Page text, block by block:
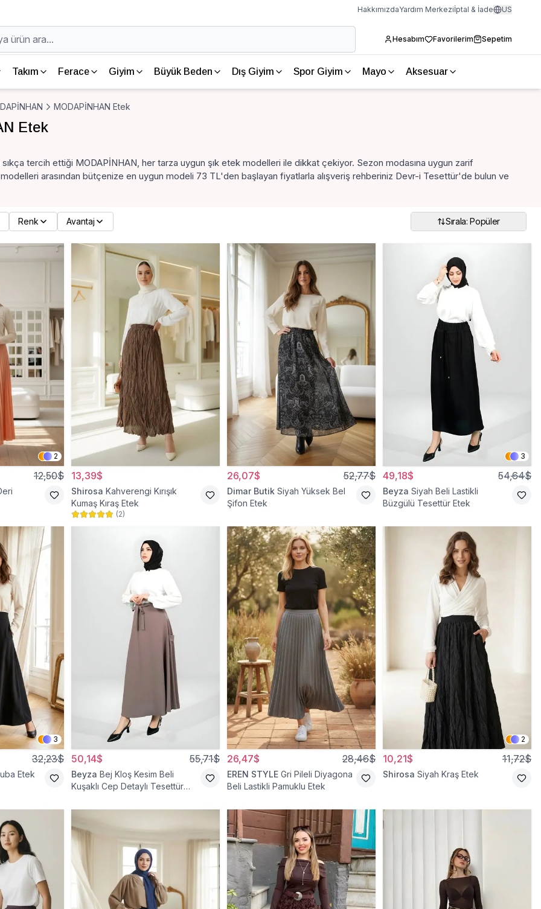
HakkımızdaYardım Merkeziİptal & İade US
Hesabım Favorilerim Sepetim
Takım Ferace Giyim Büyük Beden Dış Giyim Spor Giyim Mayo Aksesuar
MODAPİNHAN Etek
Etek
sıkça tercih ettiği MODAPİNHAN, her tarza uygun şık etek modelleri ile dikkat çekiyor. Sezon modasına uygun zarif
modelleri arasından bütçenize en uygun modeli 73 TL'den başlayan fiyatlarla alışveriş rehberiniz Devr-i Tesettür'de bulun ve
Renk Avantaj Sırala: Popüler
2
12,50$ 13,39$
Shirosa Kahverengi Kırışık
Kumaş Kıraş Etek
(2)
26,07$ 52,77$
Dimar Butik Siyah Yüksek Bel
Şifon Etek
3
49,18$ 54,64$
Beyza Siyah Beli Lastikli
Büzgülü Tesettür Etek
3
32,23$
Etek
50,14$ 55,71$
Beyza Bej Kloş Kesim Beli
Kuşaklı Cep Detaylı Tesettür
26,47$ 28,46$
EREN STYLE Gri Pileli Diyagona
Beli Lastikli Pamuklu Etek
2
10,21$ 11,72$
Shirosa Siyah Kraş Etek